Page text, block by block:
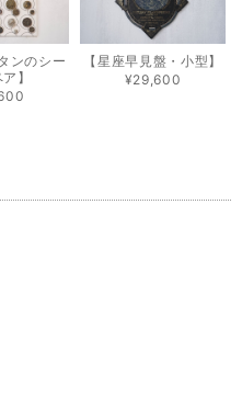
ンのシー
】
【星座早見盤・小型】
¥29,600